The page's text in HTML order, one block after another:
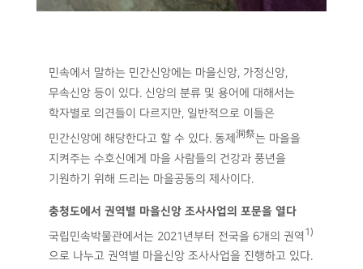
민속에서 말하는 민간신앙에는 마을신앙, 가정신앙,
무속신앙 등이 있다. 신앙의 분류 및 용어에 대해서는
학자별로 의견들이 다르지만, 일반적으로 이들은
민간신앙에 해당한다고 할 수 있다. 동제 洞祭는 마을을
지켜주는 수호신에게 마을 사람들의 건강과 풍년을
기원하기 위해 드리는 마을공동의 제사이다.
충청도에서 권역별 마을신앙 조사사업의 포문을 열다
국립민속박물관에서는 2021년부터 전국을 6개의 권역 1)
으로 나누고 권역별 마을신앙 조사사업을 진행하고 있다.